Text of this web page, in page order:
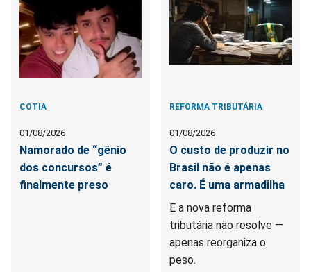
COTIA
01/08/2026
Namorado de “gênio
dos concursos” é
finalmente preso
REFORMA TRIBUTÁRIA
01/08/2026
O custo de produzir no
Brasil não é apenas
caro. É uma armadilha
E a nova reforma
tributária não resolve —
apenas reorganiza o
peso.